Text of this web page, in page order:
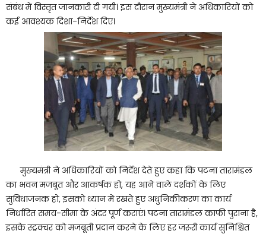
संबंध में विस्तृत जानकारी दी गयी। इस दौरान मुख्यमंत्री ने अधिकारियों को
कई आवश्यक दिशा-निर्देश दिए।
मुख्यमंत्री ने अधिकारियों को निर्देश देते हुए कहा कि पटना तारामंडल
का भवन मजबूत और आकर्षक हो, यह आने वाले दर्शकों के लिए
सुविधाजनक हो, इसको ध्यान में रखते हुए अधुनिकीकरण का कार्य
निर्धारित समय-सीमा के अंदर पूर्ण कराएं। पटना तारामंडल काफी पुराना है,
इसके स्ट्रक्चर को मजबूती प्रदान करने के लिए हर जरूरी कार्य सुनिश्चित